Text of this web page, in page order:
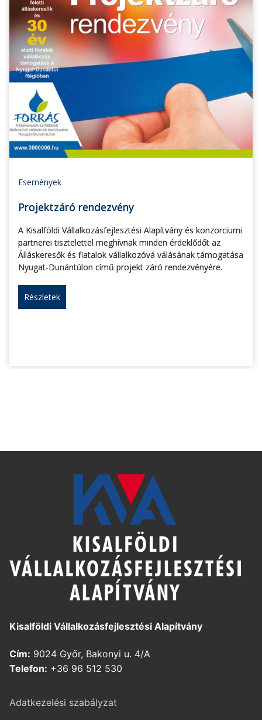
Események
Projektzáró rendezvény
A Kisalföldi Vállalkozásfejlesztési Alapítvány és konzorciumi
partnerei tisztelettel meghívnak minden érdeklődőt az
Álláskeresők és fiatalok vállalkozóvá válásának támogatása
Nyugat-Dunántúlon című projekt záró rendezvényére.
Részletek
Kisalföldi Vállalkozásfejlesztési Alapítvány
Cím: 9024 Győr, Bakonyi u. 4/A
Telefon: +36 96 512 530
Adatkezelési szabályzat